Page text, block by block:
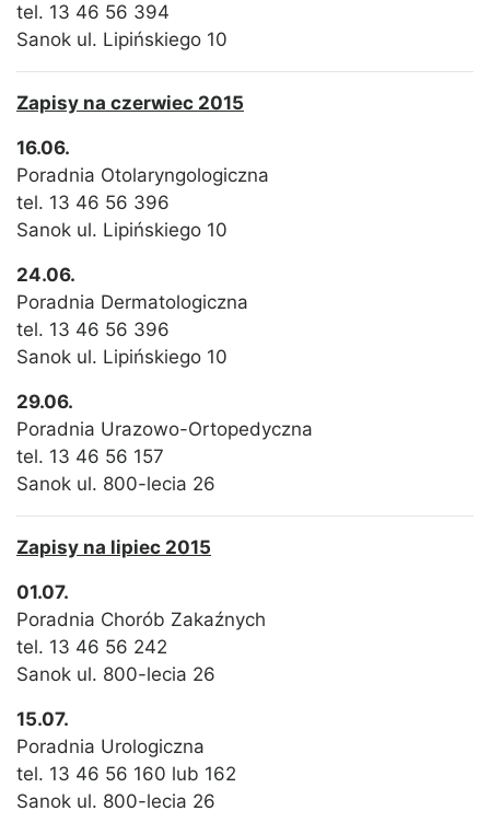
tel. 13 46 56 394
Sanok ul. Lipińskiego 10
Zapisy na czerwiec 2015
16.06.
Poradnia Otolaryngologiczna
tel. 13 46 56 396
Sanok ul. Lipińskiego 10
24.06.
Poradnia Dermatologiczna
tel. 13 46 56 396
Sanok ul. Lipińskiego 10
29.06.
Poradnia Urazowo-Ortopedyczna
tel. 13 46 56 157
Sanok ul. 800-lecia 26
Zapisy na lipiec 2015
01.07.
Poradnia Chorób Zakaźnych
tel. 13 46 56 242
Sanok ul. 800-lecia 26
15.07.
Poradnia Urologiczna
tel. 13 46 56 160 lub 162
Sanok ul. 800-lecia 26